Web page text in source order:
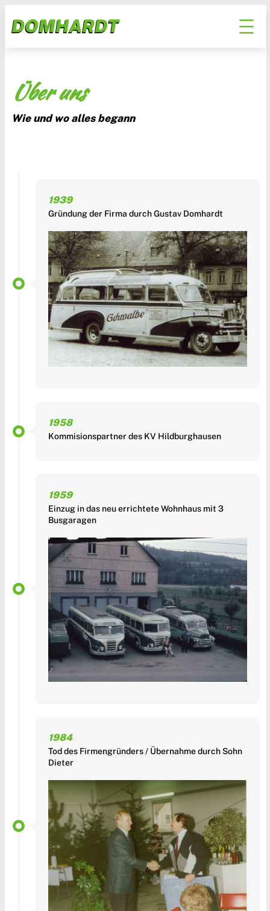
Über uns
Wie und wo alles begann
1939
Gründung der Firma durch Gustav Domhardt
1958
Kommisionspartner des KV Hildburghausen
1959
Einzug in das neu errichtete Wohnhaus mit 3
Busgaragen
1984
Tod des Firmengründers / Übernahme durch Sohn
Dieter